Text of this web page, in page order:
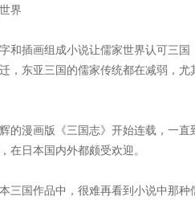
界
和插画组成小说让儒家世界认可三
，东亚三国的儒家传统都在减弱，
的漫画版《三国志》开始连载，一
在日本国内外都颇受欢迎。
三国作品中，很难再看到小说中那